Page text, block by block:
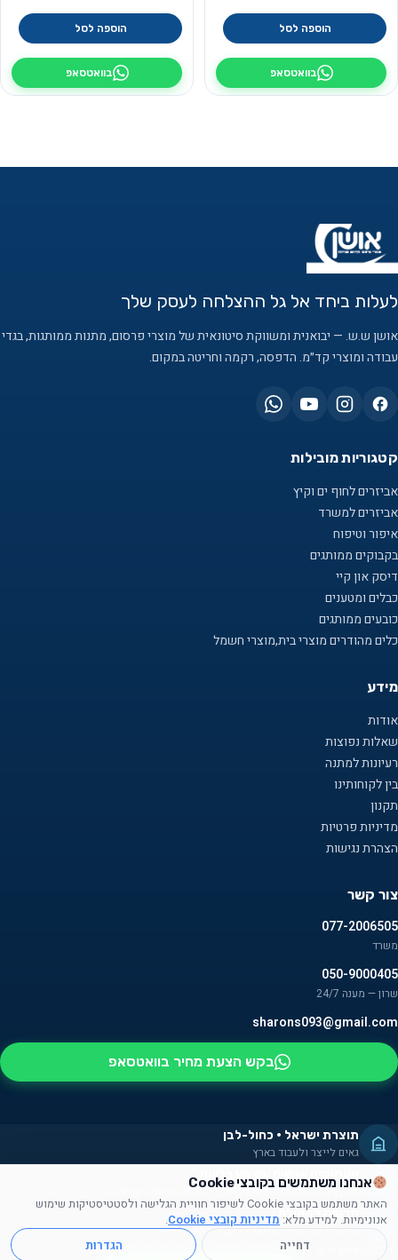
הוספה לסל
בוואטסאפ
הוספה לסל
בוואטסאפ
לעלות ביחד אל גל ההצלחה לעסק שלך
אושן ש.ש. — יבואנית ומשווקת סיטונאית של מוצרי פרסום, מתנות ממותגות, בגדי
עבודה ומוצרי קד״מ. הדפסה, רקמה וחריטה במקום.
קטגוריות מובילות
אביזרים לחוף ים וקיץ
אביזרים למשרד
איפור וטיפוח
בקבוקים ממותגים
דיסק און קיי
כבלים ומטענים
כובעים ממותגים
כלים מהודרים מוצרי בית,מוצרי חשמל
מידע
אודות
שאלות נפוצות
רעיונות למתנה
בין לקוחותינו
תקנון
מדיניות פרטיות
הצהרת נגישות
צור קשר
077-2006505
משרד
050-9000405
שרון — מענה 24/7
sharons093@gmail.com
בקש הצעת מחיר בוואטסאפ
תוצרת ישראל · כחול-לבן
גאים לייצר ולעבוד בארץ
מעסיקים אנשים עם מוגבלויות
חלק מהמוצרים מורכבים על ידם — שילוב אמיתי בקהילה
תרומה לקהילה
תורמים זמן, מוצרים ועזרה לקהילה הישראלית
אנחנו משתמשים בקובצי Cookie
האתר משתמש בקובצי Cookie לשיפור חוויית הגלישה ולסטטיסטיקות שימוש
אנונימיות. למידע מלא: מדיניות קובצי Cookie
.
דחייה
הגדרות